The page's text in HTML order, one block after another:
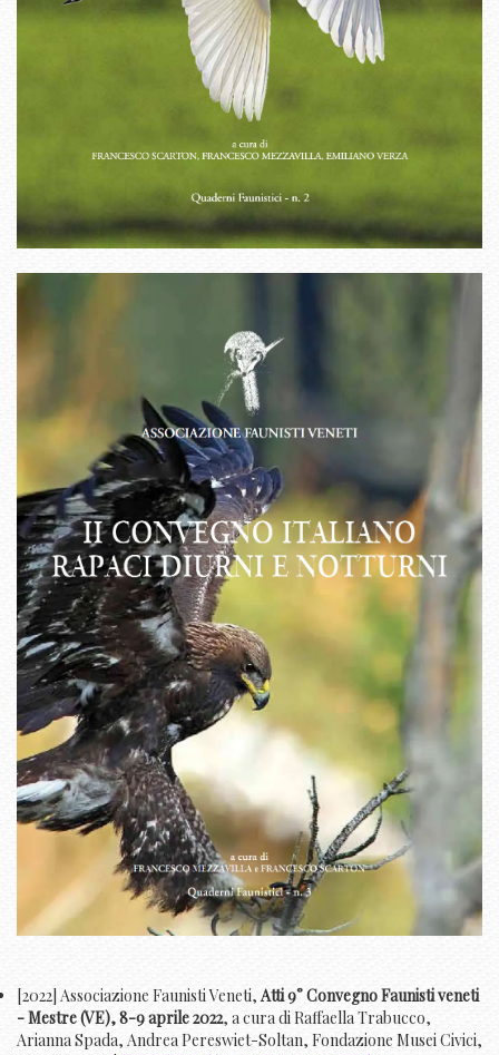
[2022] Associazione Faunisti Veneti, Atti 9° Convegno Faunisti veneti
- Mestre (VE), 8-9 aprile 2022, a cura di Raffaella Trabucco,
Arianna Spada, Andrea Pereswiet-Soltan, Fondazione Musei Civici,